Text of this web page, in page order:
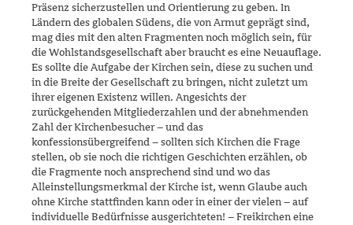
Präsenz sicherzustellen und Orientierung zu geben. In
Ländern des glo­balen Südens, die von Armut geprägt sind,
mag dies mit den alten Frag­menten noch möglich sein, für
die Wohlstandsgesellschaft aber braucht es eine Neuauflage.
Es sollte die Aufgabe der Kirchen sein, diese zu su­chen und
in die Breite der Gesellschaft zu bringen, nicht zuletzt um
ihrer eigenen Existenz willen. Angesichts der
zurückgehenden Mitglie­derzahlen und der abnehmenden
Zahl der Kirchenbesucher – und das
konfessionsübergreifend – sollten sich Kirchen die Frage
stellen, ob sie noch die richtigen Geschichten erzählen, ob
die Fragmente noch an­sprechend sind und wo das
Alleinstellungsmerkmal der Kirche ist, wenn Glaube auch
ohne Kirche stattfinden kann oder in einer der vielen – auf
individuelle Bedürfnisse ausgerichteten! – Freikirchen eine